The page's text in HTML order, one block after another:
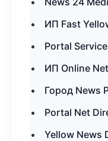
ИП Fast
Portal
ИП Online
Город News
Portal Net
Yellow News